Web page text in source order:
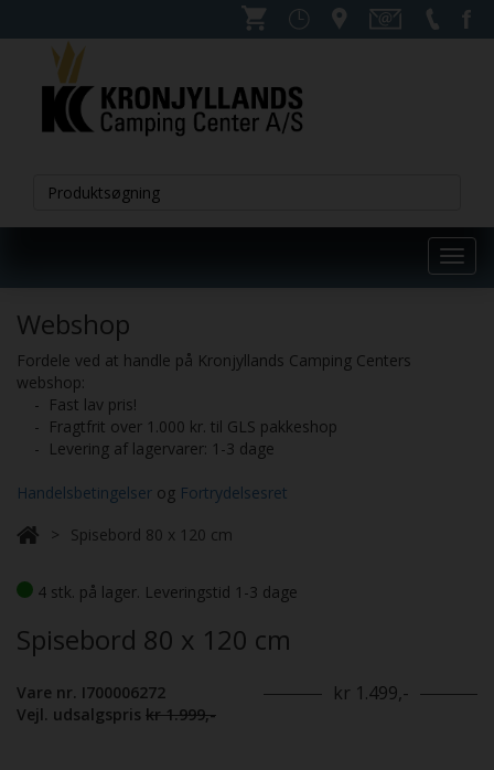
Webshop
Fordele ved at handle på Kronjyllands Camping Centers
webshop:
- Fast lav pris!
- Fragtfrit over 1.000 kr. til GLS pakkeshop
- Levering af lagervarer: 1-3 dage
Handelsbetingelser og Fortrydelsesret
Spisebord 80 x 120 cm
4 stk. på lager. Leveringstid 1-3 dage
Spisebord 80 x 120 cm
Vare nr. I700006272
Vejl. udsalgspris kr 1.999,-
kr 1.499,-